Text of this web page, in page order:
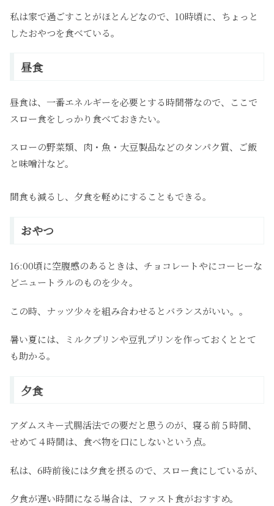
私は家で過ごすことがほとんどなので、10時頃に、ちょっと
したおやつを食べている。
昼食
昼食は、一番エネルギーを必要とする時間帯なので、ここで
スロー食をしっかり食べておきたい。
スローの野菜類、肉・魚・大豆製品などのタンパク質、ご飯
と味噌汁など。
間食も減るし、夕食を軽めにすることもできる。
おやつ
16:00頃に空腹感のあるときは、チョコレートやにコーヒーな
どニュートラルのものを少々。
この時、ナッツ少々を組み合わせるとバランスがいい。。
暑い夏には、ミルクプリンや豆乳プリンを作っておくととて
も助かる。
夕食
アダムスキー式腸活法での要だと思うのが、寝る前５時間、
せめて４時間は、食べ物を口にしないという点。
私は、6時前後には夕食を摂るので、スロー食にしているが、
夕食が遅い時間になる場合は、ファスト食がおすすめ。